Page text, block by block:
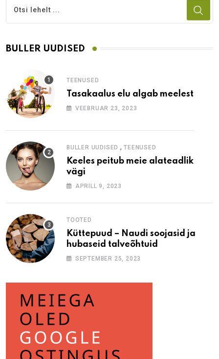
BULLER UUDISED
TEENUSED
Tasakaalus elu algab meelest
VEEBRUAR 23, 2023
BULLER UUDISED ,TEENUSED
Keeles peitub meie alateadlik
vägi
APRILL 9, 2023
TOOTED
Küttepuud – Naudi soojasid ja
hubaseid talveõhtuid
SEPTEMBER 25, 2023